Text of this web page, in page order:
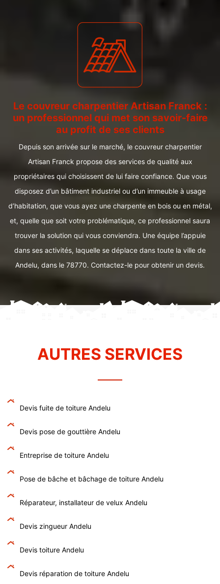
Le couvreur charpentier Artisan Franck :
un professionnel qui met son savoir-faire
au profit de ses clients
Depuis son arrivée sur le marché, le couvreur charpentier
Artisan Franck propose des services de qualité aux
propriétaires qui choisissent de lui faire confiance. Que vous
disposez d’un bâtiment industriel ou d’un immeuble à usage
d’habitation, que vous ayez une charpente en bois ou en métal,
et, quelle que soit votre problématique, ce professionnel saura
trouver la solution qui vous conviendra. Une équipe l’appuie
dans ses activités, laquelle se déplace dans toute la ville de
Andelu, dans le 78770. Contactez-le pour obtenir un devis.
AUTRES SERVICES
Devis fuite de toiture Andelu
Devis pose de gouttière Andelu
Entreprise de toiture Andelu
Pose de bâche et bâchage de toiture Andelu
Réparateur, installateur de velux Andelu
Devis zingueur Andelu
Devis toiture Andelu
Devis réparation de toiture Andelu